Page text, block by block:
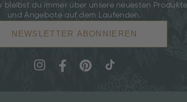
bleibst du immer über unsere neuesten
und Angebote auf dem Laufenden.
NEWSLETTER ABONNIEREN